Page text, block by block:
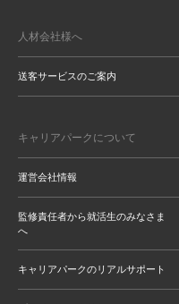
人材会社様へ
送客サービスのご案内
キャリアパークについて
運営会社情報
監修責任者から就活生のみなさま
へ
キャリアパークのリアルサポート